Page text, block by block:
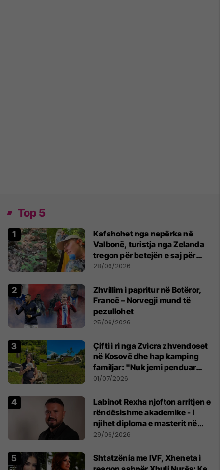
Top 5
Kafshohet nga nepërka në
Valbonë, turistja nga Zelanda
tregon për betejën e saj për
mbijetesë
28/06/2026
Zhvillim i papritur në Botëror,
Francë – Norvegji mund të
pezullohet
25/06/2026
Çifti i ri nga Zvicra zhvendoset
në Kosovë dhe hap kamping
familjar: "Nuk jemi penduar
asnjë ditë"
01/07/2026
Labinot Rexha njofton arritjen e
rëndësishme akademike - i
njihet diploma e masterit në
Psikologji në Zvicër
29/06/2026
Shtatzënia me IVF, Xheneta i